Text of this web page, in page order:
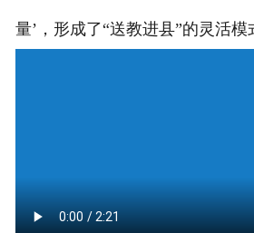
量’，形成了“送教进县”的灵活模